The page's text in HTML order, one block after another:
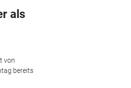
als
von
bereits